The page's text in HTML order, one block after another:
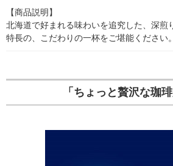
【商品説明】
北海道で好まれる味わいを追究した、深煎
特長の、こだわりの一杯をご堪能ください。
「ちょっと贅沢な珈